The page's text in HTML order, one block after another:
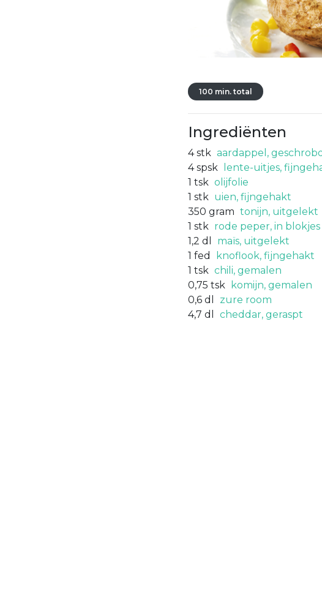
100 min. total
Ingrediënten
4 stk aardappel, geschrobd
4 spsk
lente-uitjes,
1 tsk olijfolie
1 stk uien, fijngehakt
350 gram tonijn, uitgelekt
1 stk rode peper, in
1,2 dl
maïs, uitgelekt
1 fed
knoflook, fijngehakt
1 tsk chili, gemalen
0,75 tsk
komijn, gemalen
0,6 dl
zure room
4,7 dl cheddar, geraspt